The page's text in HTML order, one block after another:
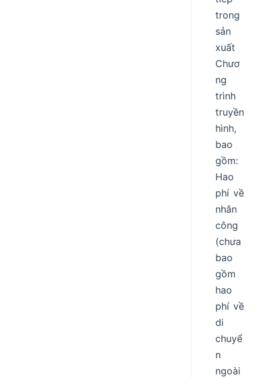
trong
sản
xuất
Chươ
ng
trình
truyền
hình,
bao
gồm:
Hao
phí về
nhân
công
(chưa
bao
gồm
hao
phí về
di
chuyể
n
ngoài